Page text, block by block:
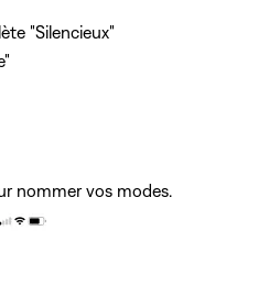
"Silencieux"
nommer vos modes.